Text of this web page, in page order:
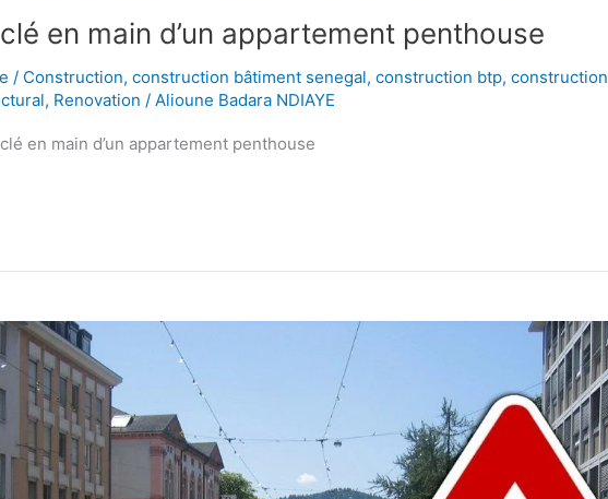
en main d’un appartement penthouse
/ Construction, construction bâtiment senegal, construction btp, construction
, Renovation / Alioune Badara NDIAYE
en main d’un appartement penthouse